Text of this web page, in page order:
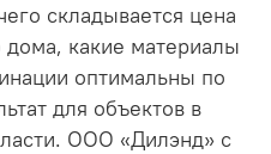
складывается цена
дома, какие материалы
оптимальны по
для объектов в
ООО «Дилэнд» с